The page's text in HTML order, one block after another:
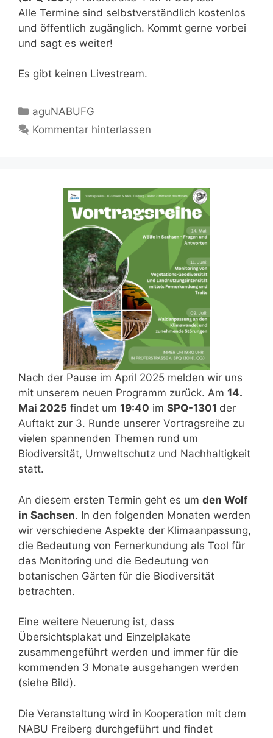
Alle Termine sind selbstverständlich kostenlos
und öffentlich zugänglich. Kommt gerne vorbei
und sagt es weiter!
Es gibt keinen Livestream.
Kategorien
aguNABUFG
Kommentar hinterlassen
Nach der Pause im April 2025 melden wir uns
mit unserem neuen Programm zurück. Am 14.
Mai 2025 findet um 19:40 im SPQ-1301 der
Auftakt zur 3. Runde unserer Vortragsreihe zu
vielen spannenden Themen rund um
Biodiversität, Umweltschutz und Nachhaltigkeit
statt.
An diesem ersten Termin geht es um den Wolf
in Sachsen. In den folgenden Monaten werden
wir verschiedene Aspekte der Klimaanpassung,
die Bedeutung von Fernerkundung als Tool für
das Monitoring und die Bedeutung von
botanischen Gärten für die Biodiversität
betrachten.
Eine weitere Neuerung ist, dass
Übersichtsplakat und Einzelplakate
zusammengeführt werden und immer für die
kommenden 3 Monate ausgehangen werden
(siehe Bild).
Die Veranstaltung wird in Kooperation mit dem
NABU Freiberg durchgeführt und findet